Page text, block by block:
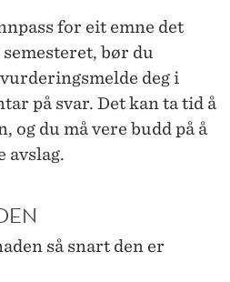
for eit emne det
bør du
deg i
på svar. Det kan ta tid å
og du må vere budd på å
avslag.
så snart den er